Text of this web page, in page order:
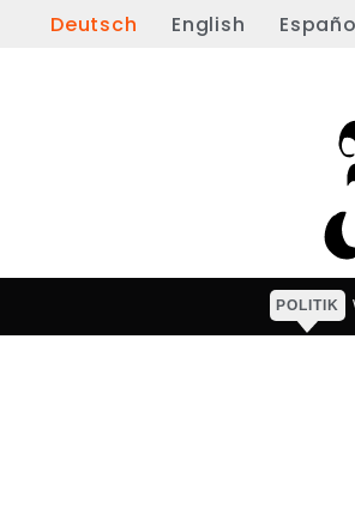
Deutsch English
POLITIK